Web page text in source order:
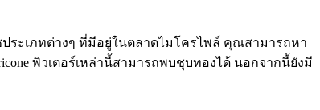
ะเภทต่างๆ ที่มีอยู่ในตลาดไมโครไพล์ คุณสามารถหา
พิวเตอร์เหล่านี้สามารถพบชุบทองได้ นอกจากนี้ยังมี